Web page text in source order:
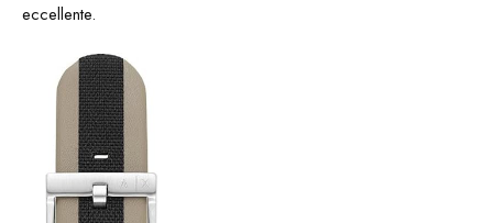
eccellente.